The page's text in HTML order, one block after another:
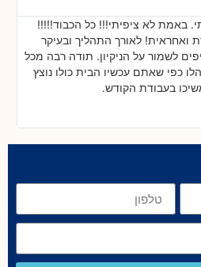
באמת לא ציפיתי!!! כל הכבוד!!!!!
ואחראית! לאורך התהליך ובעיקר
לשמור על הניקיון. תודה רבה מכל
כפי שאתם עכשיו הבית כולו נוצץ
בעבודת הקודש.